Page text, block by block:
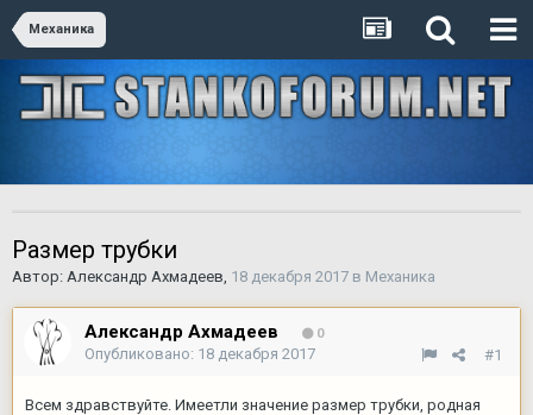
Механика
Размер трубки
Автор: Александр Ахмадеев, 18 декабря 2017 в Механика
Александр Ахмадеев 0
#1
Опубликовано: 18 декабря 2017
Всем здравствуйте. Имеетли значение размер трубки, родная